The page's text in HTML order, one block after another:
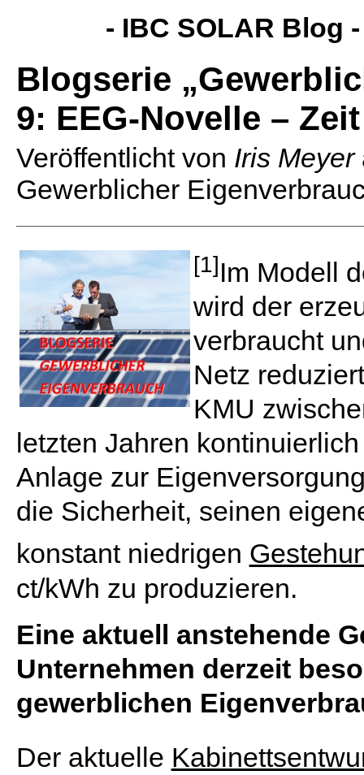
- IBC SOLAR Blog
Blogserie
9: EEG-Novelle –
Veröffentlicht von Iris Meyer
Gewerblicher
[1]Im Modell
wird der
verbraucht
Netz
KMU
letzten Jahren
Anlage zur
die Sicherheit, seinen
konstant niedrigen
ct/kWh zu produzieren.
Eine aktuell anstehende
Unternehmen derzeit
gewerblichen
Der aktuelle